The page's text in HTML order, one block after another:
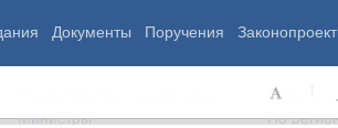
Документы Поручения
Министры
Советы и
По